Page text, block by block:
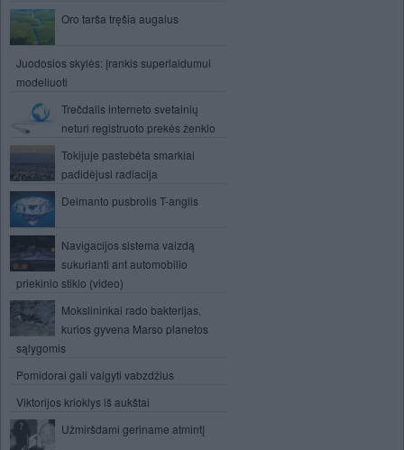
Oro tarša tręšia augalus
Juodosios skylės: įrankis superlaidumui
modeliuoti
Trečdalis interneto svetainių
neturi registruoto prekės ženklo
Tokijuje pastebėta smarkiai
padidėjusi radiacija
Deimanto pusbrolis T-anglis
Navigacijos sistema vaizdą
sukurianti ant automobilio
priekinio stiklo (video)
Mokslininkai rado bakterijas,
kurios gyvena Marso planetos
sąlygomis
Pomidorai gali valgyti vabzdžius
Viktorijos krioklys iš aukštai
Užmiršdami geriname atmintį